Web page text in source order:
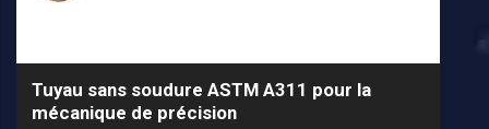
Tuyau sans soudure ASTM A311 pour la
mécanique de précision